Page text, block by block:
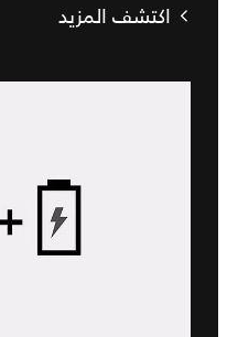
اكتشف المزيد